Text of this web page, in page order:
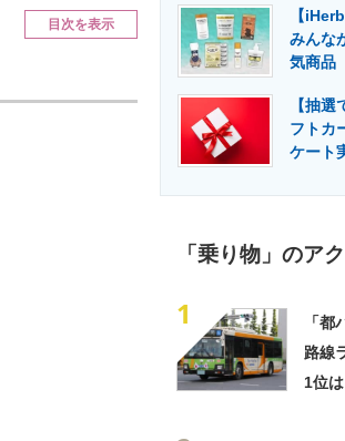
目次を表示
【
みんな
気商品
【抽
フトカ
ケート
「乗り物」のア
1
「
路線
1位